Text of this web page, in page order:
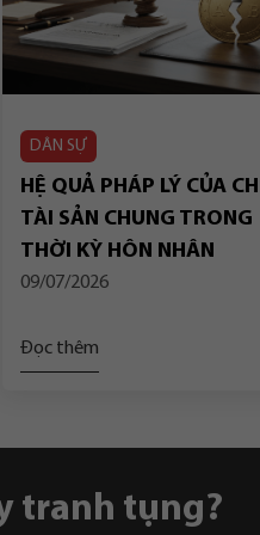
DÂN SỰ
HỆ QUẢ PHÁP LÝ CỦA
TÀI SẢN CHUNG TRONG
THỜI KỲ HÔN NHÂN
09/07/2026
Đọc thêm
tranh tụng?